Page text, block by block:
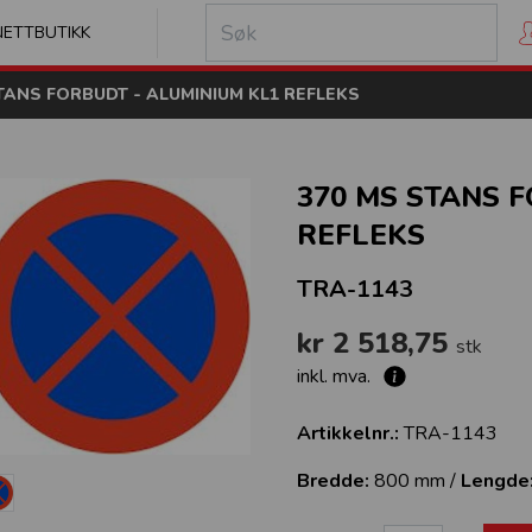
FORBUDT - ALUMINIUM KL1 REFLEKS
370 MS STANS
REFLEKS
TRA-1143
kr 2 518,75stk
inkl. mva.
Artikkelnr.:TRA-1143
Bredde: 800 mm / Lengde: